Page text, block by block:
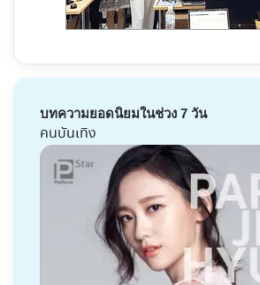
บทความยอดนิยมในช่วง 7 วัน
คนบันเทิง